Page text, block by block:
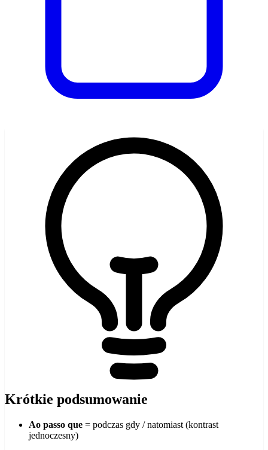
Krótkie podsumowanie
Ao passo que = podczas gdy / natomiast (kontrast
jednoczesny)